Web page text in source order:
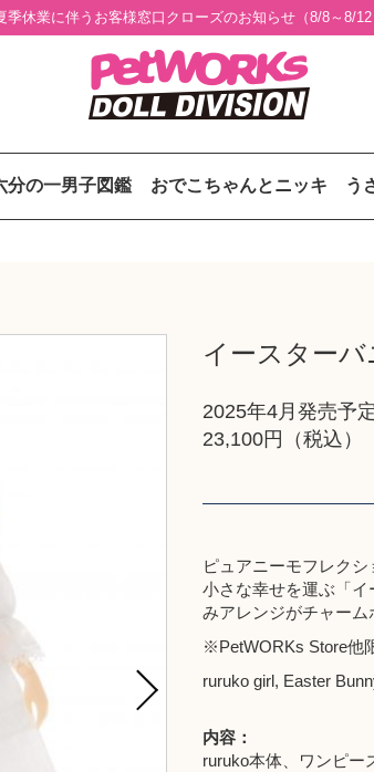
季休業に伴うお客様窓口クローズのお知らせ（8/8～8/12
分の一男子図鑑 おでこちゃんとニッキ う
イースター
2025年4月発売予定
23,100円（税込）
ピュアニーモフレク
小さな幸せを運ぶ「
みアレンジがチャーム
※PetWORKs Store他
ruruko girl, Easter
内容：
ruruko本体、ワンピー